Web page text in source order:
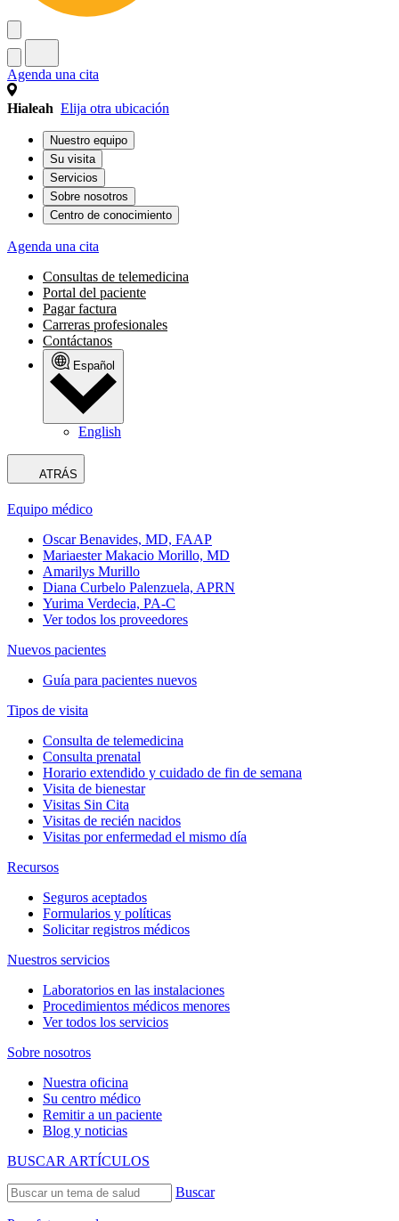
Agenda una cita
Hialeah Elija otra ubicación
Nuestro equipo
Su visita
Servicios
Sobre nosotros
Centro de conocimiento
Agenda una cita
Consultas de telemedicina
Portal del paciente
Pagar factura
Carreras profesionales
Contáctanos
Español
English
ATRÁS
Equipo médico
Oscar Benavides, MD, FAAP
Mariaester Makacio Morillo, MD
Amarilys Murillo
Diana Curbelo Palenzuela, APRN
Yurima Verdecia, PA-C
Ver todos los proveedores
Nuevos pacientes
Guía para pacientes nuevos
Tipos de visita
Consulta de telemedicina
Consulta prenatal
Horario extendido y cuidado de fin de semana
Visita de bienestar
Visitas Sin Cita
Visitas de recién nacidos
Visitas por enfermedad el mismo día
Recursos
Seguros aceptados
Formularios y políticas
Solicitar registros médicos
Nuestros servicios
Laboratorios en las instalaciones
Procedimientos médicos menores
Ver todos los servicios
Sobre nosotros
Nuestra oficina
Su centro médico
Remitir a un paciente
Blog y noticias
BUSCAR ARTÍCULOS
Buscar